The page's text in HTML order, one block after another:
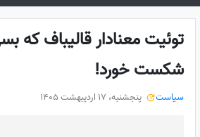
توئیت معنادار قالیباف که
شکست خورد!
سیاست پنجشنبه، 17 اردیبهشت 1405